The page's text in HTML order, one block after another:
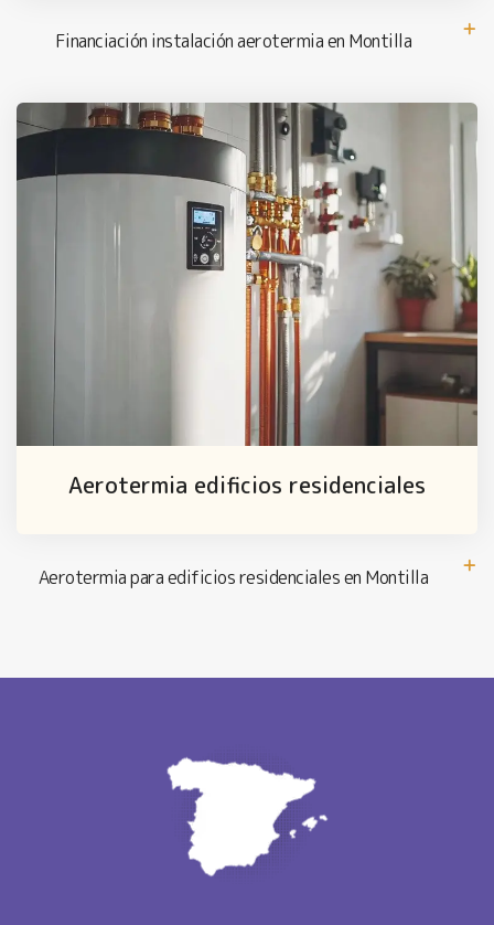
Financiación instalación aerotermia en Montilla
Aerotermia edificios residenciales
Aerotermia para edificios residenciales en Montilla